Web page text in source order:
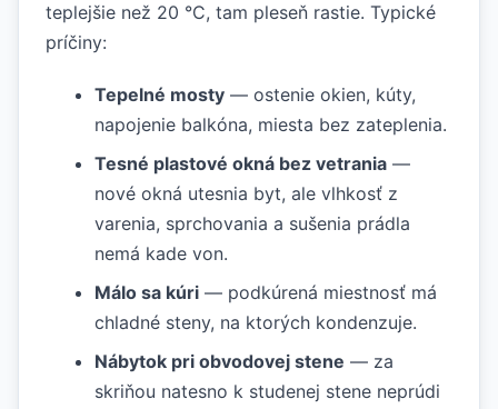
teplejšie než 20 °C, tam pleseň rastie. Typické
príčiny:
Tepelné mosty — ostenie okien, kúty,
napojenie balkóna, miesta bez zateplenia.
Tesné plastové okná bez vetrania —
nové okná utesnia byt, ale vlhkosť z
varenia, sprchovania a sušenia prádla
nemá kade von.
Málo sa kúri — podkúrená miestnosť má
chladné steny, na ktorých kondenzuje.
Nábytok pri obvodovej stene — za
skriňou natesno k studenej stene neprúdi